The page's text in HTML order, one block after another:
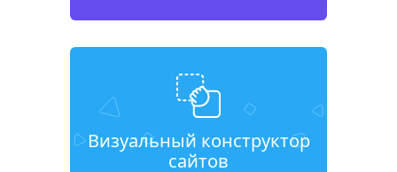
Визуальный конструктор
сайтов